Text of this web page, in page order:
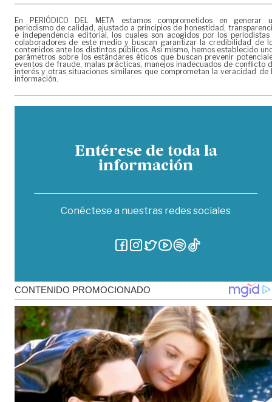
En PERIÓDICO DEL META estamos comprometidos en generar
periodismo de calidad, ajustado a principios de honestidad,
e independencia editorial, los cuales son acogidos por los periodistas
colaboradores de este medio y buscan garantizar la credibilidad de
contenidos ante los distintos públicos. Así mismo, hemos establecido
parámetros sobre los estándares éticos que buscan prevenir
eventos de fraude, malas prácticas, manejos inadecuados de conflicto
interés y otras situaciones similares que comprometan la veracidad de
información.
Entérese de toda la
información
Conéctese a nuestras redes sociales